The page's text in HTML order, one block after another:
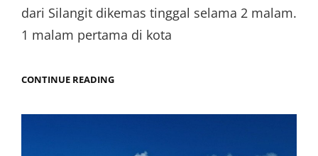
dari Silangit dikemas tinggal selama 2 malam.
1 malam pertama di kota
CONTINUE READING